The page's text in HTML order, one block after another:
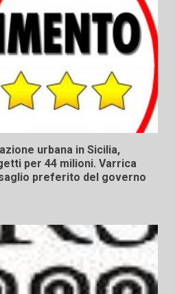
urbana in Sicilia,
per 44 milioni. Varrica
preferito del governo